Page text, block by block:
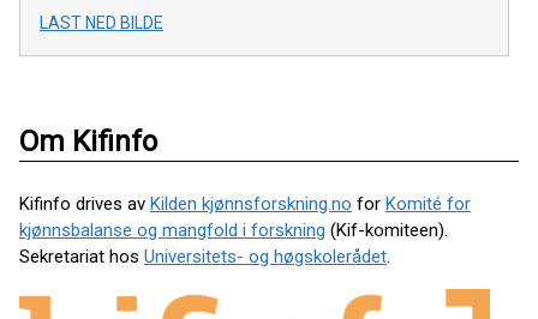
LAST NED BILDE
Om Kifinfo
Kifinfo drives av Kilden kjønnsforskning.no for Komité for
kjønnsbalanse og mangfold i forskning (Kif-komiteen).
Sekretariat hos Universitets- og høgskolerådet.